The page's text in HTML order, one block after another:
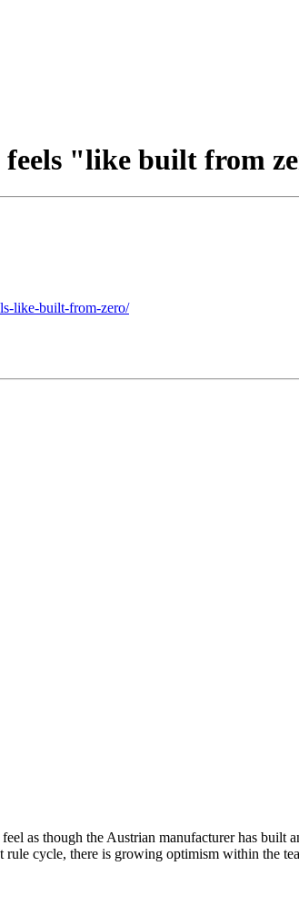
feels "like built from
like-built-from-zero/
as though the Austrian manufacturer has built
cycle, there is growing optimism within the